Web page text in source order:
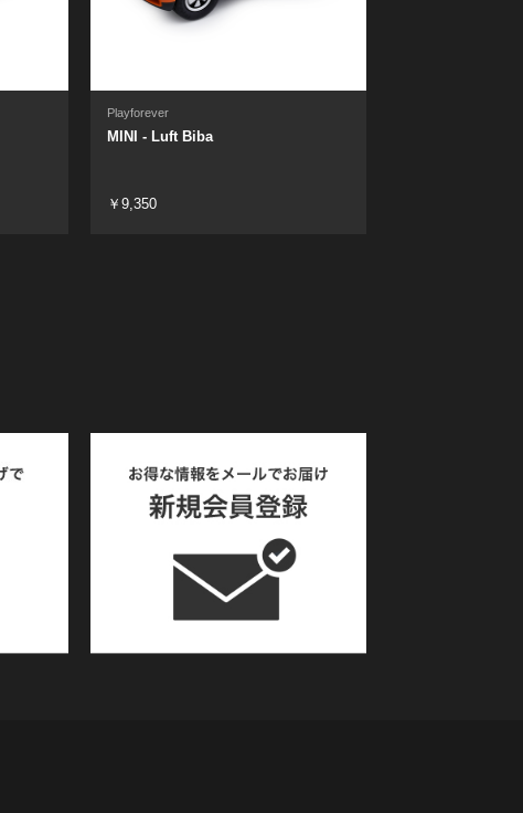
Playforever
MINI - Luft Biba
￥9,350